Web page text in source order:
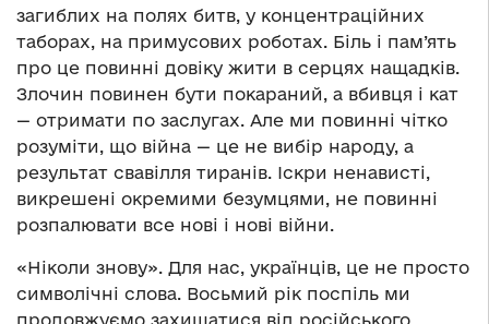
загиблих на полях битв, у концентраційних
таборах, на примусових роботах. Біль і пам’ять
про це повинні довіку жити в серцях нащадків.
Злочин повинен бути покараний, а вбивця і кат
— отримати по заслугах. Але ми повинні чітко
розуміти, що війна — це не вибір народу, а
результат свавілля тиранів. Іскри ненависті,
викрешені окремими безумцями, не повинні
розпалювати все нові і нові війни.
«Ніколи знову». Для нас, українців, це не просто
символічні слова. Восьмий рік поспіль ми
продовжуємо захищатися від російського